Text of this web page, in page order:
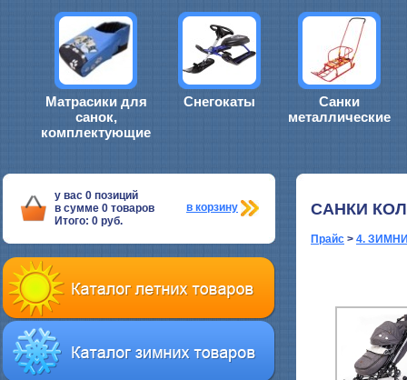
Матрасики для
санок,
комплектующие
Снегокаты
Санки
металлические
у вас 0 позиций
в сумме 0 товаров
Итого: 0 руб.
в корзину САНКИ
Прайс > 4.